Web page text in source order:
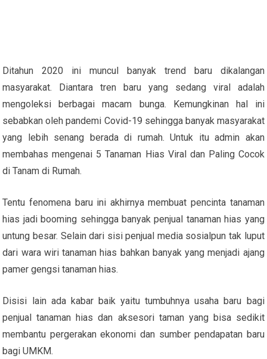
Ditahun 2020 ini muncul banyak trend baru dikalangan
masyarakat. Diantara tren baru yang sedang viral adalah
mengoleksi berbagai macam bunga. Kemungkinan hal ini
sebabkan oleh pandemi Covid-19 sehingga banyak masyarakat
yang lebih senang berada di rumah. Untuk itu admin akan
membahas mengenai 5 Tanaman Hias Viral dan Paling Cocok
di Tanam di Rumah.
Tentu fenomena baru ini akhirnya membuat pencinta tanaman
hias jadi booming sehingga banyak penjual tanaman hias yang
untung besar. Selain dari sisi penjual media sosialpun tak luput
dari wara wiri tanaman hias bahkan banyak yang menjadi ajang
pamer gengsi tanaman hias.
Disisi lain ada kabar baik yaitu tumbuhnya usaha baru bagi
penjual tanaman hias dan aksesori taman yang bisa sedikit
membantu pergerakan ekonomi dan sumber pendapatan baru
bagi UMKM.